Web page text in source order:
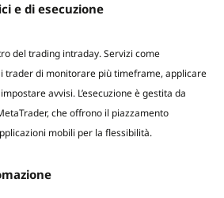
e di esecuzione
del trading intraday. Servizi come
trader di monitorare più timeframe, applicare
avvisi. L’esecuzione è gestita da
che offrono il piazzamento
mobili per la flessibilità.